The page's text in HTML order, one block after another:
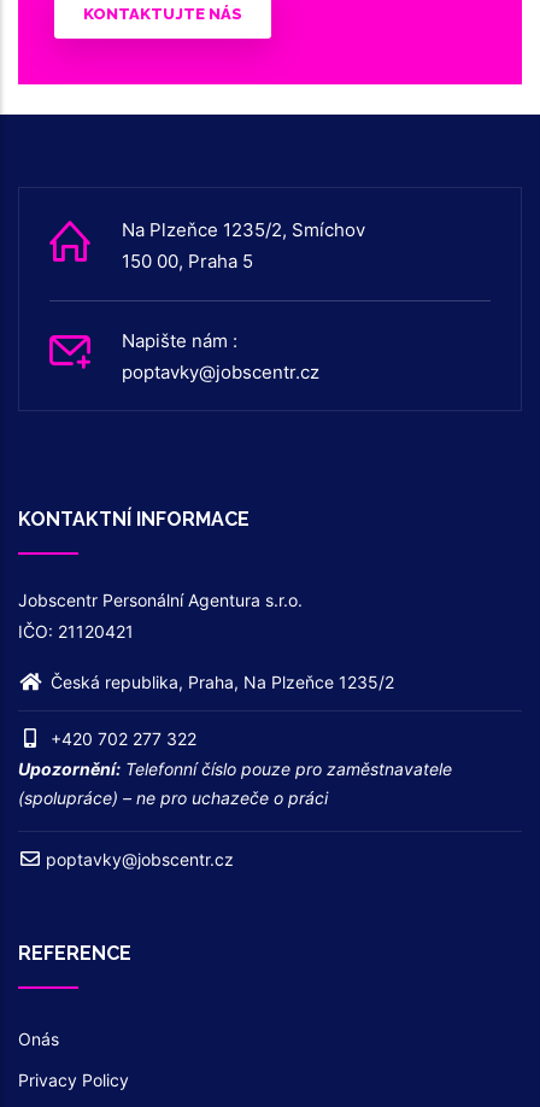
KONTAKTUJTE NÁS
Na Plzeňce 1235/2, Smíchov
150 00, Praha 5
Napište nám :
poptavky@jobscentr.cz
KONTAKTNÍ INFORMACE
Jobscentr Personální Agentura s.r.o.
IČO: 21120421
Česká republika, Praha, Na Plzeňce 1235/2
+420 702 277 322
Upozornění: Telefonní číslo pouze pro zaměstnavatele
(spolupráce) – ne pro uchazeče o práci
poptavky@jobscentr.cz
REFERENCE
Onás
Privacy Policy